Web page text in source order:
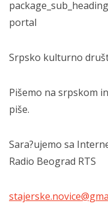
portal
Srpsko kulturno
Pišemo na srpskom
piše.
Sara?ujemo sa
Radio Beograd RTS